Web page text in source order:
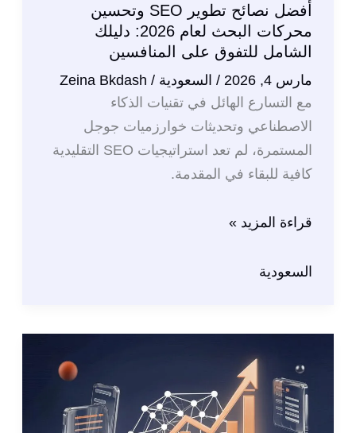
أفضل نصائح تطوير SEO وتحسين
محركات البحث لعام 2026: دليلك
الشامل للتفوق على المنافسين
مارس 4, 2026 / السعودية /
Zeina Bkdash
مع التسارع الهائل في تقنيات الذكاء
الاصطناعي وتحديثات خوارزميات جوجل
المستمرة، لم تعد استراتيجيات SEO التقليدية
كافية للبقاء في المقدمة.
أفضل
تطوير
البحث
لعام
2026:
قراءة المزيد »
السعودية